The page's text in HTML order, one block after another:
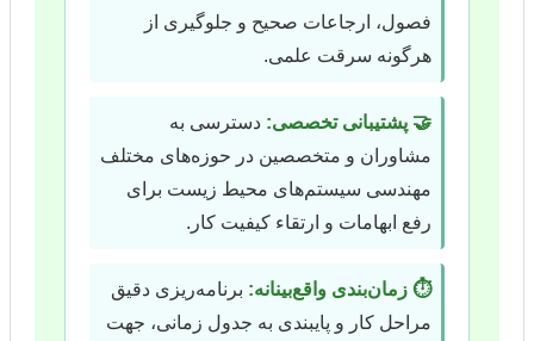
فصول، ارجاعات صحیح و جلوگیری از
هرگونه سرقت علمی.
🤝 پشتیبانی تخصصی: دسترسی به
مشاوران و متخصصین در حوزه‌های مختلف
مهندسی سیستم‌های محیط زیست برای
رفع ابهامات و ارتقاء کیفیت کار.
⏱️ زمان‌بندی واقع‌بینانه: برنامه‌ریزی دقیق
مراحل کار و پایبندی به جدول زمانی، جهت